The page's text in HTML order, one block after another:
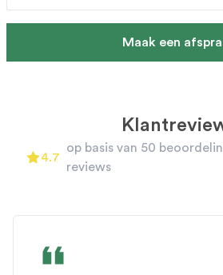
Maak een
A carousel of customer reviews.
4.7
4.7 out of 5 stars
op basis van 50
reviews